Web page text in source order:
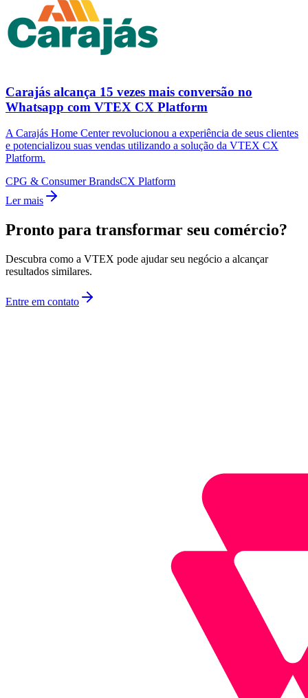
Carajás alcança 15 vezes mais conversão no
Whatsapp com VTEX CX Platform
A Carajás Home Center revolucionou a experiência de seus clientes
e potencializou suas vendas utilizando a solução da VTEX CX
Platform.
CPG & Consumer BrandsCX Platform
Ler mais
Pronto para transformar seu comércio?
Descubra como a VTEX pode ajudar seu negócio a alcançar
resultados similares.
Entre em contato